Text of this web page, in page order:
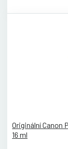
Originální Canon
16 ml